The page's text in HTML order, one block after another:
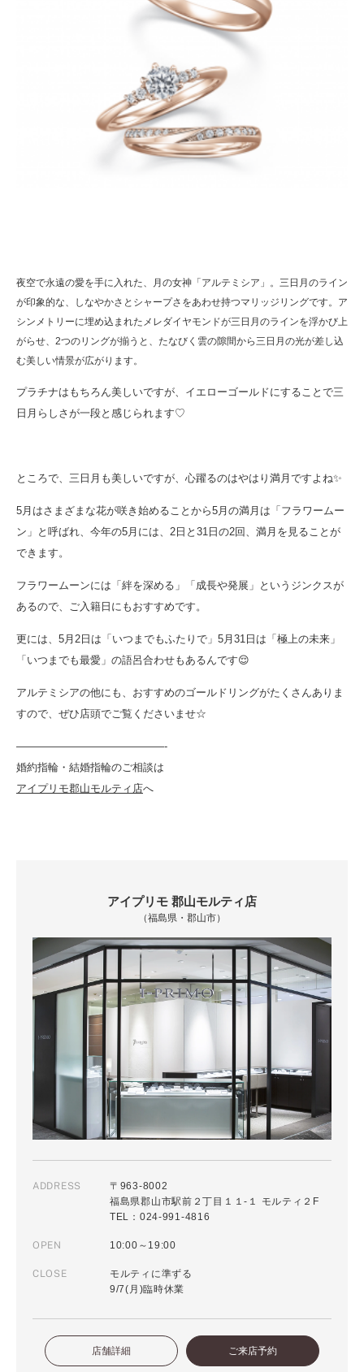
夜空で永遠の愛を手に入れた、月の女神「アルテミシア」。三日月のライン
が印象的な、しなやかさとシャープさをあわせ持つマリッジリングです。ア
シンメトリーに埋め込まれたメレダイヤモンドが三日月のラインを浮かび上
がらせ、2つのリングが揃うと、たなびく雲の隙間から三日月の光が差し込
む美しい情景が広がります。
プラチナはもちろん美しいですが、イエローゴールドにすることで三
日月らしさが一段と感じられます♡
ところで、三日月も美しいですが、心躍るのはやはり満月ですよね✨
5月はさまざまな花が咲き始めることから5月の満月は「フラワームー
ン」と呼ばれ、今年の5月には、2日と31日の2回、満月を見ることが
できます。
フラワームーンには「絆を深める」「成長や発展」というジンクスが
あるので、ご入籍日にもおすすめです。
更には、5月2日は「いつまでもふたりで」5月31日は「極上の未来」
「いつまでも最愛」の語呂合わせもあるんです😌
アルテミシアの他にも、おすすめのゴールドリングがたくさんありま
すので、ぜひ店頭でご覧くださいませ☆
——————————————-
婚約指輪・結婚指輪のご相談は
アイプリモ郡山モルティ店へ
アイプリモ 郡山モルティ店
（福島県・郡山市）
ADDRESS
〒963-8002
福島県郡山市駅前２丁目１１-１ モルティ２F
TEL：024-991-4816
OPEN 10:00～19:00
CLOSE
モルティに準ずる
9/7(月)臨時休業
店舗詳細 ご来店予約